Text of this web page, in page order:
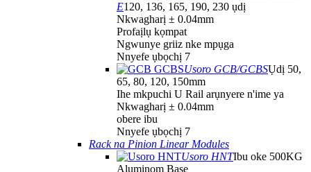
E120, 136, 165, 190, 230 ụdị
Nkwagharị ± 0.04mm
Profaịlụ kọmpat
Ngwunye griiz nke mpụga
Nnyefe ụbọchị 7
Usoro GCB/GCBSỤdị 50,
65, 80, 120, 150mm
Ihe mkpuchi U Rail arụnyere n'ime ya
Nkwagharị ± 0.04mm
obere ibu
Nnyefe ụbọchị 7
Rack na Pinion Linear Modules
Usoro HNTIbu oke 500KG
Aluminom Base